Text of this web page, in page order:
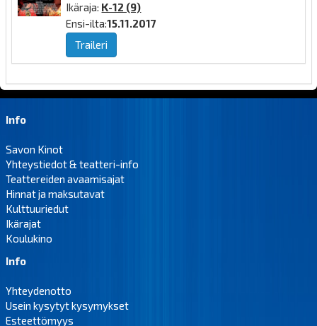
Ikäraja: K-12 (9)
Ensi-ilta:15.11.2017
Traileri
Info
Savon Kinot
Yhteystiedot & teatteri-info
Teattereiden avaamisajat
Hinnat ja maksutavat
Kulttuuriedut
Ikärajat
Koulukino
Info
Yhteydenotto
Usein kysytyt kysymykset
Esteettömyys